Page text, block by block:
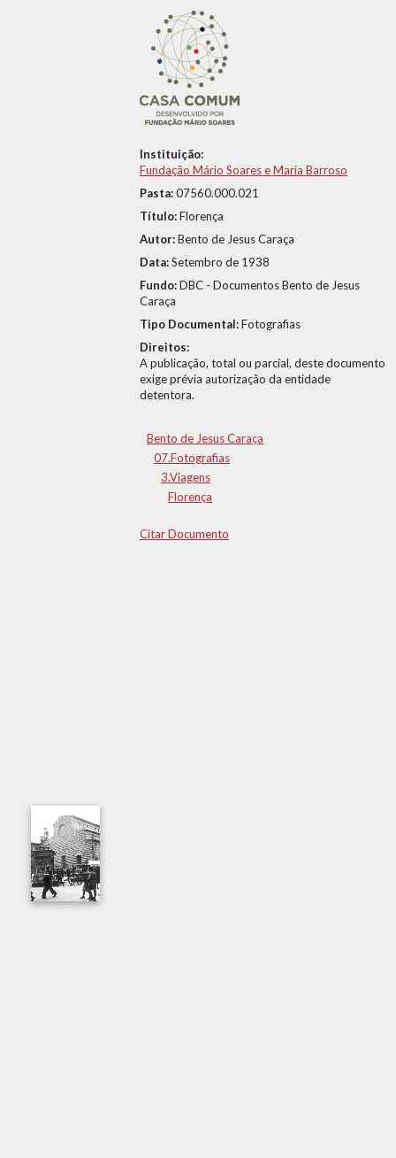
Instituição:
Fundação Mário Soares e Maria Barroso
Pasta:07560.000.021
Título:Florença
Autor:Bento de Jesus Caraça
Data:Setembro de 1938
Fundo:DBC - Documentos Bento de Jesus
Caraça
Tipo Documental:Fotografias
Direitos:
A publicação, total ou parcial, deste documento
exige prévia autorização da entidade
detentora.
Bento de Jesus Caraça
07.Fotografias
3.Viagens
Florença
Citar Documento